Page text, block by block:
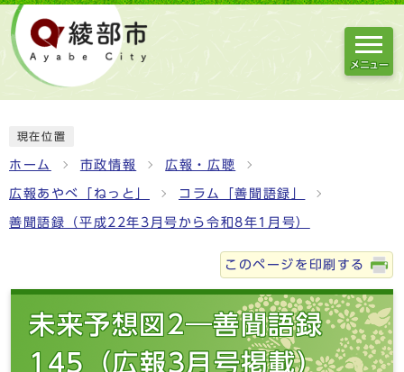
メニュー
現在位置
ホーム 市政情報 広報・広聴
広報あやべ「ねっと」 コラム「善聞語録」
善聞語録（平成22年3月号から令和8年1月号）
このページを印刷する
未来予想図2―善聞語録
145（広報3月号掲載）